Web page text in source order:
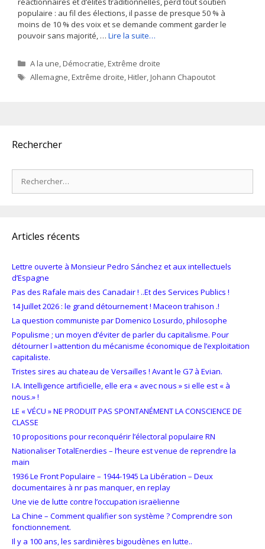
populaire : au fil des élections, il passe de presque 50 % à
moins de 10 % des voix et se demande comment garder le
pouvoir sans majorité, … Lire la suite…
Catégories
A la une,Démocratie,Extrême droite
Étiquettes
Allemagne,Extrême droite,Hitler,Johann Chapoutot
Rechercher
Articles récents
Lettre ouverte à Monsieur Pedro Sánchez et aux intellectuels
d’Espagne
Pas des Rafale mais des Canadair ! ..Et des Services Publics !
14 Juillet 2026 : le grand détournement ! Maceon trahison .!
La question communiste par Domenico Losurdo, philosophe
Populisme ; un moyen d’éviter de parler du capitalisme. Pour
détourner l »attention du mécanisme économique de l’exploitation
capitaliste.
Tristes sires au chateau de Versailles ! Avant le G7 à Evian.
I.A. Intelligence artificielle, elle era « avec nous » si elle est « à
nous.» !
LE « VÉCU » NE PRODUIT PAS SPONTANÉMENT LA CONSCIENCE DE
CLASSE
10 propositions pour reconquérir l’électoral populaire RN
Nationaliser TotalEnerdies – l’heure est venue de reprendre la
main
1936 Le Front Populaire – 1944-1945 La Libération – Deux
documentaires à nr pas manquer, en replay
Une vie de lutte contre l’occupation israëlienne
La Chine – Comment qualifier son système ? Comprendre son
fonctionnement.
Il y a 100 ans, les sardinières bigoudènes en lutte..